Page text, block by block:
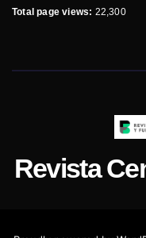
Total page views: 22,300
Revista